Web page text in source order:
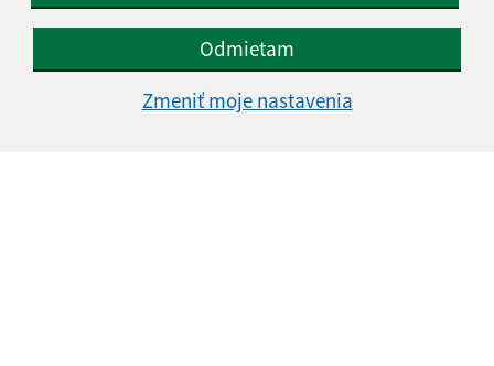
Odmietam
Zmeniť moje nastavenia